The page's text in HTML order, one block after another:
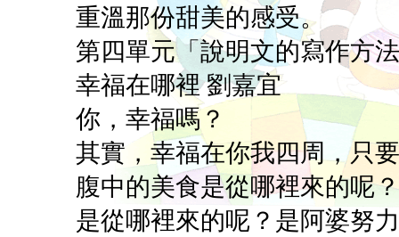
重溫那份甜美的感受。
第四單元「說明文的寫作方
幸福在哪裡 劉嘉宜
你，幸福嗎？
其實，幸福在你我四周，只
腹中的美食是從哪裡來的呢
是從哪裡來的呢？是阿婆努